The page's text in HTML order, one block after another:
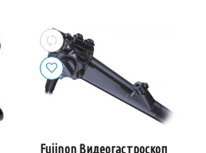
Fujinon Видеогастроскоп